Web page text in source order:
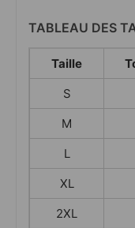
TABLEAU DES
Taille
S
M
L
XL
2XL